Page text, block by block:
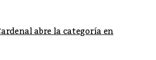
abre la categoría en